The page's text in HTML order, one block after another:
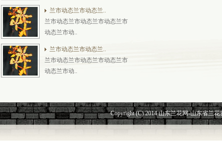
兰市动态兰市动态兰..
兰市动态兰市动态兰市动态兰市
动态兰市动..
兰市动态兰市动态兰..
兰市动态兰市动态兰市动态兰市
动态兰市动..
Copyright (C) 2014 山东兰花网-山东省兰